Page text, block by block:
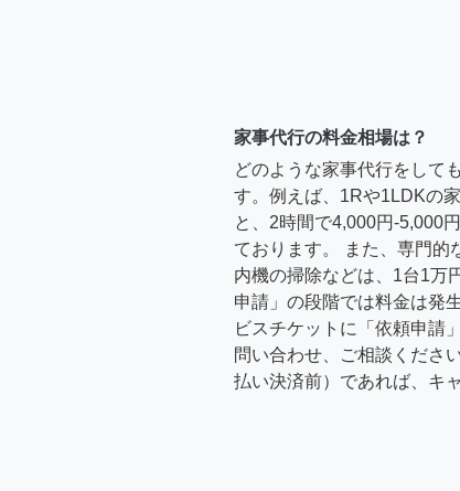
家事代行の料金相場は？
どのような家事代行をして
す。例えば、1Rや1LDKの
と、2時間で4,000円-5,000
ております。 また、専門的
内機の掃除などは、1台1万
申請」の段階では料金は発
ビスチケットに「依頼申請
問い合わせ、ご相談くださ
払い決済前）であれば、キ